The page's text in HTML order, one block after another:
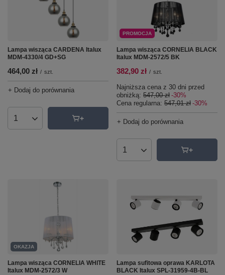
Lampa wisząca CARDENA Italux
MDM-4330/4 GD+SG
464,00 zł / szt.
+ Dodaj do porównania
Ilość produktów
PROMOCJA
Lampa wisząca CORNELIA BLACK
Italux MDM-2572/5 BK
382,90 zł / szt.
Najniższa cena z 30 dni przed
obniżką: 547,00 zł -30%
Cena regularna: 547,01 zł -30%
+ Dodaj do porównania
Ilość produktów
OKAZJA
Lampa wisząca CORNELIA WHITE
Italux MDM-2572/3 W
Lampa sufitowa oprawa KARLOTA
BLACK Italux SPL-31959-4B-BL